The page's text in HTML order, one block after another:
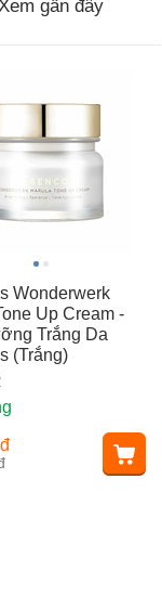
gần đây
Wonderwerk
Up Cream -
Trắng Da
(Trắng)
đ